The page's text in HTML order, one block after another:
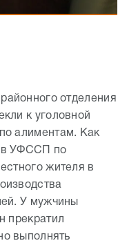
отделения
к уголовной
алиментам. Как
в УФССП по
жителя в
У мужчины
прекратил
выполнять